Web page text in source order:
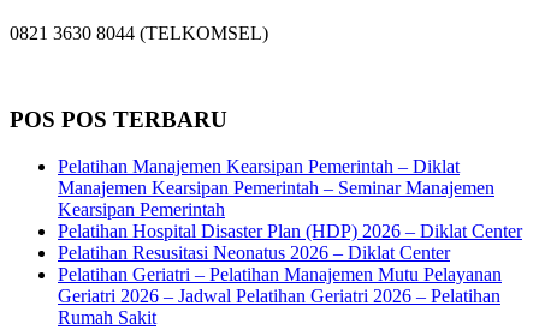
0821 3630 8044 (TELKOMSEL)
POS POS TERBARU
Pelatihan Manajemen Kearsipan Pemerintah – Diklat
Manajemen Kearsipan Pemerintah – Seminar Manajemen
Kearsipan Pemerintah
Pelatihan Hospital Disaster Plan (HDP) 2026 – Diklat Center
Pelatihan Resusitasi Neonatus 2026 – Diklat Center
Pelatihan Geriatri – Pelatihan Manajemen Mutu Pelayanan
Geriatri 2026 – Jadwal Pelatihan Geriatri 2026 – Pelatihan
Rumah Sakit